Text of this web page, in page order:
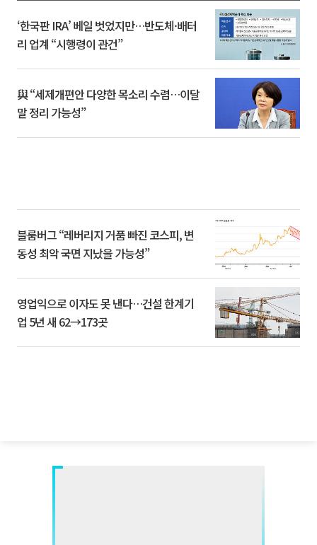
‘한국판 IRA’ 베일 벗었지만…반도체·배터
리 업계 “시행령이 관건”
與 “세제개편안 다양한 목소리 수렴…이달
말 정리 가능성”
블룸버그 “레버리지 거품 빠진 코스피, 변
동성 최악 국면 지났을 가능성”
영업익으로 이자도 못 낸다…건설 한계기
업 5년 새 62→173곳